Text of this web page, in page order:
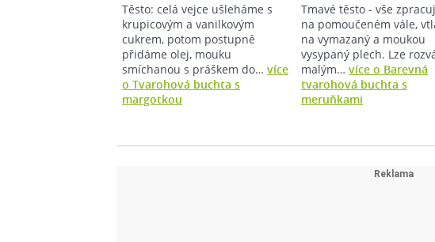
Těsto: celá vejce ušleháme s
krupicovým a vanilkovým
cukrem, potom postupně
přidáme olej, mouku
smíchanou s práškem do… více
o Tvarohová buchta s
margotkou
Tmavé těsto - vše
na pomoučeném vále,
na vymazaný a moukou
vysypaný plech. Lze
malým…více o Barevná
tvarohová buchta s
meruňkami